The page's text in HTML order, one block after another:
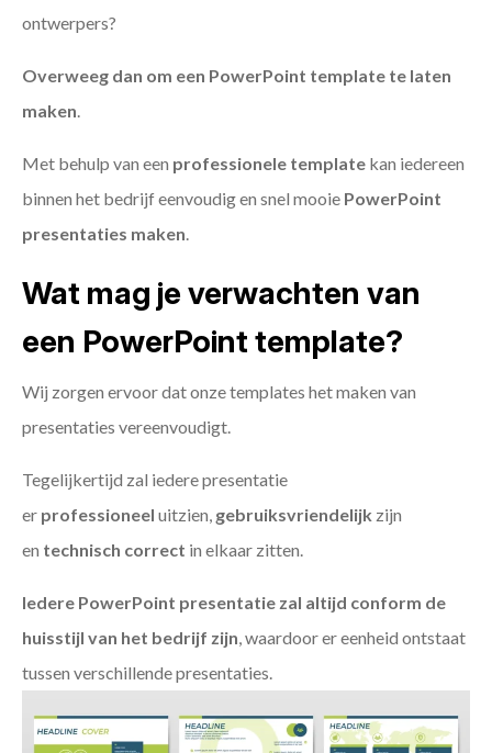
ontwerpers?
Overweeg dan om een PowerPoint template te laten
maken.
Met behulp van een professionele template kan iedereen
binnen het bedrijf eenvoudig en snel mooie PowerPoint
presentaties maken.
Wat mag je verwachten van
een PowerPoint template?
Wij zorgen ervoor dat onze templates het maken van
presentaties vereenvoudigt.
Tegelijkertijd zal iedere presentatie
er professioneel uitzien, gebruiksvriendelijk zijn
en technisch correct in elkaar zitten.
Iedere PowerPoint presentatie zal altijd conform de
huisstijl van het bedrijf zijn, waardoor er eenheid ontstaat
tussen verschillende presentaties.